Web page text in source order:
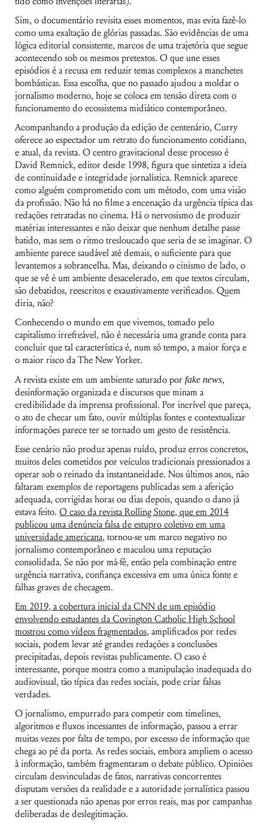
Sim, o documentário revisita esses momentos, mas evita fazê-lo
como uma exaltação de glórias passadas. São evidências de uma
lógica editorial consistente, marcos de uma trajetória que segue
acontecendo sob os mesmos pretextos. O que une esses
episódios é a recusa em reduzir temas complexos a manchetes
bombásticas. Essa escolha, que no passado ajudou a moldar o
jornalismo moderno, hoje se coloca em tensão direta com o
funcionamento do ecossistema midiático contemporâneo.
Acompanhando a produção da edição de centenário, Curry
oferece ao espectador um retrato do funcionamento cotidiano,
e atual, da revista. O centro gravitacional desse processo é
David Remnick, editor desde 1998, figura que sintetiza a ideia
de continuidade e integridade jornalística. Remnick aparece
como alguém comprometido com um método, com uma visão
da profissão. Não há no filme a encenação da urgência típica das
redações retratadas no cinema. Há o nervosismo de produzir
matérias interessantes e não deixar que nenhum detalhe passe
batido, mas sem o ritmo tresloucado que seria de se imaginar. O
ambiente parece saudável até demais, o suficiente para que
levantemos a sobrancelha. Mas, deixando o cinismo de lado, o
que se vê é um ambiente desacelerado, em que textos circulam,
são debatidos, reescritos e exaustivamente verificados. Quem
diria, não?
Conhecendo o mundo em que vivemos, tomado pelo
capitalismo irrefreável, não é necessária uma grande conta para
concluir que tal característica é, num só tempo, a maior força e
o maior risco da The New Yorker.
A revista existe em um ambiente saturado porfake news,
desinformação organizada e discursos que minam a
credibilidade da imprensa profissional. Por incrível que pareça,
o ato de checar um fato, ouvir múltiplas fontes e contextualizar
informações parece ter se tornado um gesto de resistência.
Esse cenário não produz apenas ruído, produz erros concretos,
muitos deles cometidos por veículos tradicionais pressionados a
operar sob o reinado da instantaneidade. Nos últimos anos, não
faltaram exemplos de reportagens publicadas sem a aferição
adequada, corrigidas horas ou dias depois, quando o dano já
estava feito.O caso da revista Rolling Stone, que em 2014
publicou uma denúncia falsa de estupro coletivo em uma
universidade americana, tornou-se um marco negativo no
jornalismo contemporâneo e maculou uma reputação
consolidada. Se não por má-fé, então pela combinação entre
urgência narrativa, confiança excessiva em uma única fonte e
falhas graves de checagem.
Em 2019, a cobertura inicial da CNN de um episódio
envolvendo estudantes da Covington Catholic High School
mostrou como vídeos fragmentados, amplificados por redes
sociais, podem levar até grandes redações a conclusões
precipitadas, depois revistas publicamente. O caso é
interessante, porque mostra como a manipulação inadequada do
audiovisual, tão típica das redes sociais, pode criar falsas
verdades.
O jornalismo, empurrado para competir com timelines,
algoritmos e fluxos incessantes de informação, passou a errar
muitas vezes por falta de tempo, por excesso de informação que
chega ao pé da porta. As redes sociais, embora ampliem o acesso
à informação, também fragmentaram o debate público. Opiniões
circulam desvinculadas de fatos, narrativas concorrentes
disputam versões da realidade e a autoridade jornalística passou
a ser questionada não apenas por erros reais, mas por campanhas
deliberadas de deslegitimação.